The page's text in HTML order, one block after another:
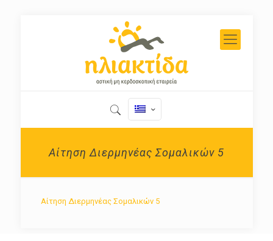
Αίτηση Διερμηνέας Σομαλικών 5
Αίτηση Διερμηνέας Σομαλικών 5